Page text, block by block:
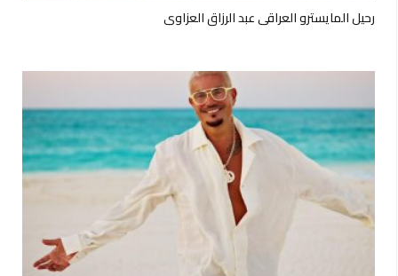
رحيل المايسترو العراقي عبد الرزاق العزاوي